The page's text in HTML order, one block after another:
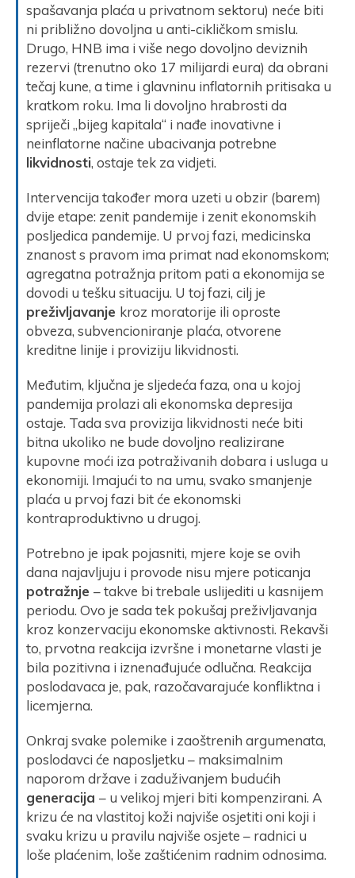
spašavanja plaća u privatnom sektoru) neće biti
ni približno dovoljna u anti-cikličkom smislu.
Drugo, HNB ima i više nego dovoljno deviznih
rezervi (trenutno oko 17 milijardi eura) da obrani
tečaj kune, a time i glavninu inflatornih pritisaka u
kratkom roku. Ima li dovoljno hrabrosti da
spriječi „bijeg kapitala“ i nađe inovativne i
neinflatorne načine ubacivanja potrebne
likvidnosti, ostaje tek za vidjeti.
Intervencija također mora uzeti u obzir (barem)
dvije etape: zenit pandemije i zenit ekonomskih
posljedica pandemije. U prvoj fazi, medicinska
znanost s pravom ima primat nad ekonomskom;
agregatna potražnja pritom pati a ekonomija se
dovodi u tešku situaciju. U toj fazi, cilj je
preživljavanje kroz moratorije ili oproste
obveza, subvencioniranje plaća, otvorene
kreditne linije i proviziju likvidnosti.
Međutim, ključna je sljedeća faza, ona u kojoj
pandemija prolazi ali ekonomska depresija
ostaje. Tada sva provizija likvidnosti neće biti
bitna ukoliko ne bude dovoljno realizirane
kupovne moći iza potraživanih dobara i usluga u
ekonomiji. Imajući to na umu, svako smanjenje
plaća u prvoj fazi bit će ekonomski
kontraproduktivno u drugoj.
Potrebno je ipak pojasniti, mjere koje se ovih
dana najavljuju i provode nisu mjere poticanja
potražnje – takve bi trebale uslijediti u kasnijem
periodu. Ovo je sada tek pokušaj preživljavanja
kroz konzervaciju ekonomske aktivnosti. Rekavši
to, prvotna reakcija izvršne i monetarne vlasti je
bila pozitivna i iznenađujuće odlučna. Reakcija
poslodavaca je, pak, razočavarajuće konfliktna i
licemjerna.
Onkraj svake polemike i zaoštrenih argumenata,
poslodavci će naposljetku – maksimalnim
naporom države i zaduživanjem budućih
generacija – u velikoj mjeri biti kompenzirani. A
krizu će na vlastitoj koži najviše osjetiti oni koji i
svaku krizu u pravilu najviše osjete – radnici u
loše plaćenim, loše zaštićenim radnim odnosima.